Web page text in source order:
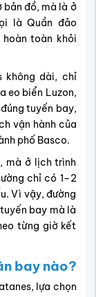
bản đồ, mà là ở
là Quần đảo
toàn khỏi
không dài, chỉ
eo biển Luzon,
tuyến bay,
vận hành của
phố Basco.
mà ở lịch trình
chỉ có 1–2
Vì vậy, đường
bay mà là
từng giờ kết
bay nào?
lựa chọn